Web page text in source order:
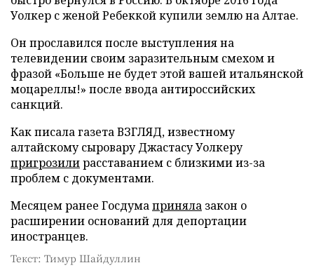
Уолкер с женой Ребеккой купили землю на Алтае.
Он прославился после выступления на
телевидении своим заразительным смехом и
фразой «Больше не будет этой вашей итальянской
моцареллы!» после ввода антироссийских
санкций.
Как писала газета ВЗГЛЯД, известному
алтайскому сыровару Джастасу Уолкеру
пригрозилирасставанием с близкими из-за
проблем с документами.
Месяцем ранее Госдумаприняла закон о
расширении оснований для депортации
иностранцев.
Текст: Тимур Шайдуллин